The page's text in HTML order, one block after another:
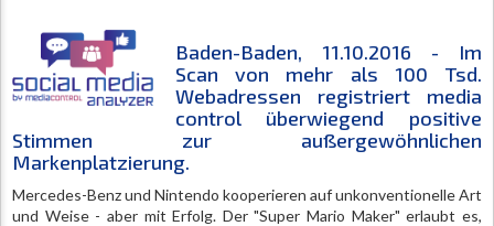
Baden-Baden, 11.10.2016 - Im
Scan von mehr als 100 Tsd.
Webadressen registriert media
control überwiegend positive
Stimmen zur außergewöhnlichen
Markenplatzierung.
Mercedes-Benz und Nintendo kooperieren auf unkonventionelle Art
und Weise - aber mit Erfolg. Der "Super Mario Maker" erlaubt es,